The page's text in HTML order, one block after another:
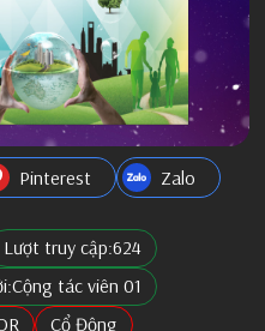
Pinterest
Zalo
Lượt truy cập:624
Cộng tác viên 01
Cổ Động